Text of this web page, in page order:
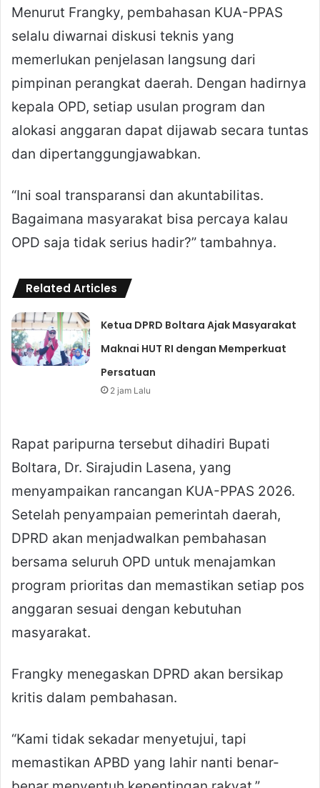
Menurut Frangky, pembahasan KUA-PPAS
selalu diwarnai diskusi teknis yang
memerlukan penjelasan langsung dari
pimpinan perangkat daerah. Dengan hadirnya
kepala OPD, setiap usulan program dan
alokasi anggaran dapat dijawab secara tuntas
dan dipertanggungjawabkan.
“Ini soal transparansi dan akuntabilitas.
Bagaimana masyarakat bisa percaya kalau
OPD saja tidak serius hadir?” tambahnya.
Related Articles
Ketua DPRD Boltara Ajak Masyarakat
Maknai HUT RI dengan Memperkuat
Persatuan
2 jam Lalu
Rapat paripurna tersebut dihadiri Bupati
Boltara, Dr. Sirajudin Lasena, yang
menyampaikan rancangan KUA-PPAS 2026.
Setelah penyampaian pemerintah daerah,
DPRD akan menjadwalkan pembahasan
bersama seluruh OPD untuk menajamkan
program prioritas dan memastikan setiap pos
anggaran sesuai dengan kebutuhan
masyarakat.
Frangky menegaskan DPRD akan bersikap
kritis dalam pembahasan.
“Kami tidak sekadar menyetujui, tapi
memastikan APBD yang lahir nanti benar-